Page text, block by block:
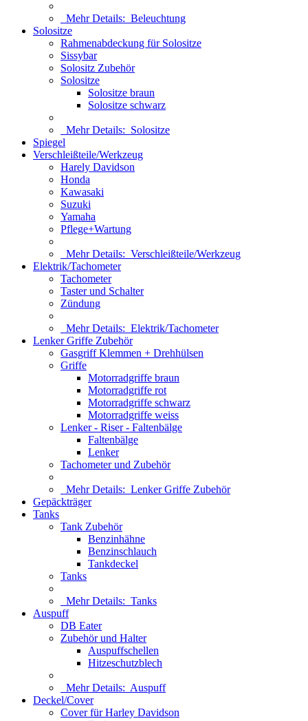
Mehr Details: Beleuchtung
Solositze
Rahmenabdeckung für Solositze
Sissybar
Solositz Zubehör
Solositze
Solositze braun
Solositze schwarz
Mehr Details: Solositze
Spiegel
Verschleißteile/Werkzeug
Harely Davidson
Honda
Kawasaki
Suzuki
Yamaha
Pflege+Wartung
Mehr Details: Verschleißteile/Werkzeug
Elektrik/Tachometer
Tachometer
Taster und Schalter
Zündung
Mehr Details: Elektrik/Tachometer
Lenker Griffe Zubehör
Gasgriff Klemmen + Drehhülsen
Griffe
Motorradgriffe braun
Motorradgriffe rot
Motorradgriffe schwarz
Motorradgriffe weiss
Lenker - Riser - Faltenbälge
Faltenbälge
Lenker
Tachometer und Zubehör
Mehr Details: Lenker Griffe Zubehör
Gepäckträger
Tanks
Tank Zubehör
Benzinhähne
Benzinschlauch
Tankdeckel
Tanks
Mehr Details: Tanks
Auspuff
DB Eater
Zubehör und Halter
Auspuffschellen
Hitzeschutzblech
Mehr Details: Auspuff
Deckel/Cover
Cover für Harley Davidson